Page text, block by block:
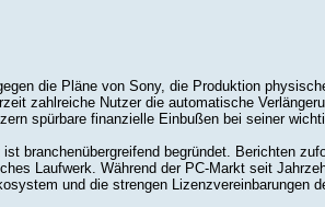
die Pläne von Sony, die Produktion
zahlreiche Nutzer die automatische
spürbare finanzielle Einbußen bei seiner
branchenübergreifend begründet. Berichten
Laufwerk. Während der PC-Markt seit
und die strengen Li­zenz­ver­ein­ba­run­gen